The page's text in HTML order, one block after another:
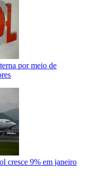
por meio de
cresce 9% em janeiro